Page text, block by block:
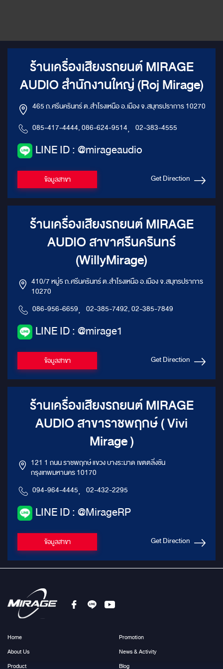
ร้านเครื่องเสียงรถยนต์ MIRAGE
AUDIO สำนักงานใหญ่ (Roj Mirage)
465 ถ.ศรีนครินทร์ ต.สำโรงเหนือ อ.เมือง จ.สมุทรปราการ 10270
085-417-4444, 086-624-9514, 02-383-4555
LINE ID : @mirageaudio
ข้อมูลสาขา Get Direction
ร้านเครื่องเสียงรถยนต์ MIRAGE
AUDIO สาขาศรีนครินทร์
(WillyMirage)
410/7 หมู่5 ถ.ศรีนครินทร์ ต.สำโรงเหนือ อ.เมือง จ.สมุทรปราการ
10270
086-956-6659, 02-385-7492, 02-385-7849
LINE ID : @mirage1
ข้อมูลสาขา Get Direction
ร้านเครื่องเสียงรถยนต์ MIRAGE
AUDIO สาขาราชพฤกษ์ ( Vivi
Mirage )
121 1 ถนน ราชพฤกษ์ แขวง บางระมาด เขตตลิ่งชัน
กรุงเทพมหานคร 10170
094-964-4445, 02-432-2295
LINE ID : @MirageRP
ข้อมูลสาขา Get Direction
Home
About Us
Product
Promotion
News & Activity
Blog